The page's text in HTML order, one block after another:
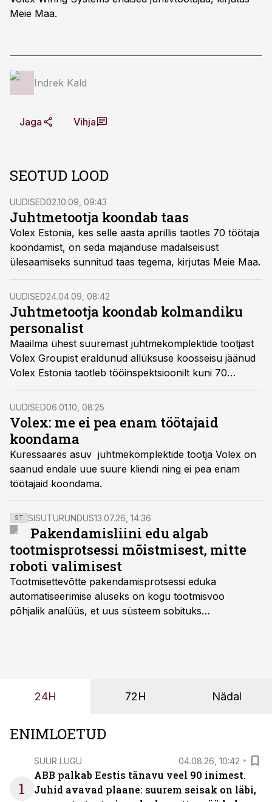
Meie Maa.
Indrek Kald
Jaga Vihja
SEOTUD LOOD
UUDISED02.10.09, 09:43
Juhtmetootja koondab taas
Volex Estonia, kes selle aasta aprillis taotles 70 töötaja
koondamist, on seda majanduse madalseisust
ülesaamiseks sunnitud taas tegema, kirjutas Meie Maa.
UUDISED24.04.09, 08:42
Juhtmetootja koondab kolmandiku
personalist
Maailma ühest suuremast juhtmekomplektide tootjast
Volex Groupist eraldunud allüksuse koosseisu jäänud
Volex Estonia taotleb tööinspektsioonilt kuni 70
inimese ehk ligi kolmandiku töötajate kollektiivse
koondamise luba.
UUDISED06.01.10, 08:25
Volex: me ei pea enam töötajaid
koondama
Kuressaares asuv juhtmekomplektide tootja Volex on
saanud endale uue suure kliendi ning ei pea enam
töötajaid koondama.
ST SISUTURUNDUS13.07.26, 14:36
Pakendamisliini edu algab
tootmisprotsessi mõistmisest, mitte
roboti valimisest
Tootmisettevõtte pakendamisprotsessi eduka
automatiseerimise aluseks on kogu tootmisvoo
põhjalik analüüs, et uus süsteem sobituks
OÜ tegevjuht Sander Mitendorf.
24H 72H Nädal
ENIMLOETUD
1
SUUR LUGU 04.08.26, 10:42
ABB palkab Eestis tänavu veel 90 inimest.
Juhid avavad plaane: suurem seisak on läbi,